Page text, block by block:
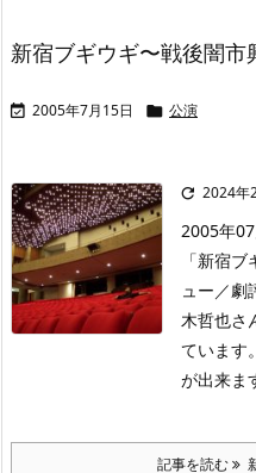
新宿ブギウギ〜戦後闇市
 2005年7月15日  公演
 2024年
2005年
「新宿
ュー／劇
木哲也さ
ています
が出来ま
記事を読む